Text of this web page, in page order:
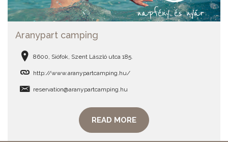
Aranypart camping
8600, Siófok, Szent László utca 185.
http://www.aranypartcamping.hu/
reservation@aranypartcamping.hu
READ MORE